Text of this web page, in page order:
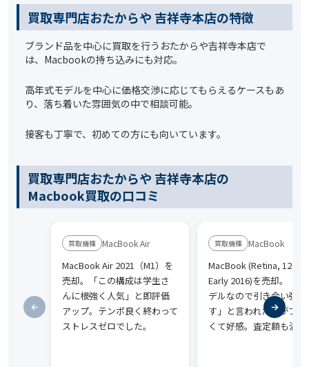
買取専門店おたからや 吉祥寺本店の特徴
ブランド品を中心に買取を行うおたからや吉祥寺本店で
は、Macbookの持ち込みにも対応。
高年式モデルを中心に価格交渉に応じてもらえるケースもあ
り、落ち着いた雰囲気の中で相談可能。
接客も丁寧で、初めての方にも向いています。
買取専門店おたからや 吉祥寺本店の
Macbook買取の口コミ
MacBook Air
MacBook Air 2021（M1）を
売却。「この構成は学生さ
んに根強く人気」と即評価
アップ。テンポ良く終わって
ストレスゼロでした。
MacBook
MacBook (Retina, 12-
Early 2016)を売却。「
デルなので引き合い強
す」と言われたのがプロ
くて好感。査定額も満